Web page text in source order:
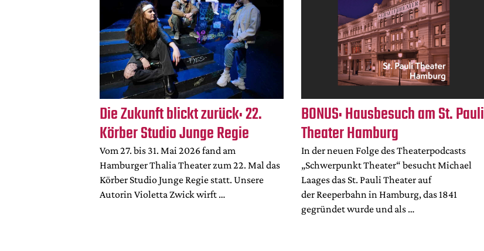
Die Zukunft blickt zurück: 22.
Körber Studio Junge Regie
Vom 27. bis 31. Mai 2026 fand am
Hamburger Thalia Theater zum 22. Mal das
Körber Studio Junge Regie statt. Unsere
Autorin Violetta Zwick wirft …
BONUS: Hausbesuch am St. Pauli
Theater Hamburg
In der neuen Folge des Theaterpodcasts
„Schwerpunkt Theater“ besucht Michael
Laages das St. Pauli Theater auf
der Reeperbahn in Hamburg, das 1841
gegründet wurde und als …